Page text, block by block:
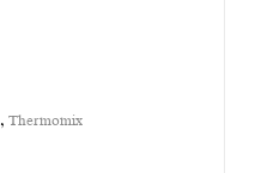
, Thermomix